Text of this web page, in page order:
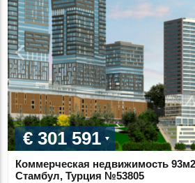
€ 301 591
Коммерческая недвижимость
Стамбул, Турция №53805